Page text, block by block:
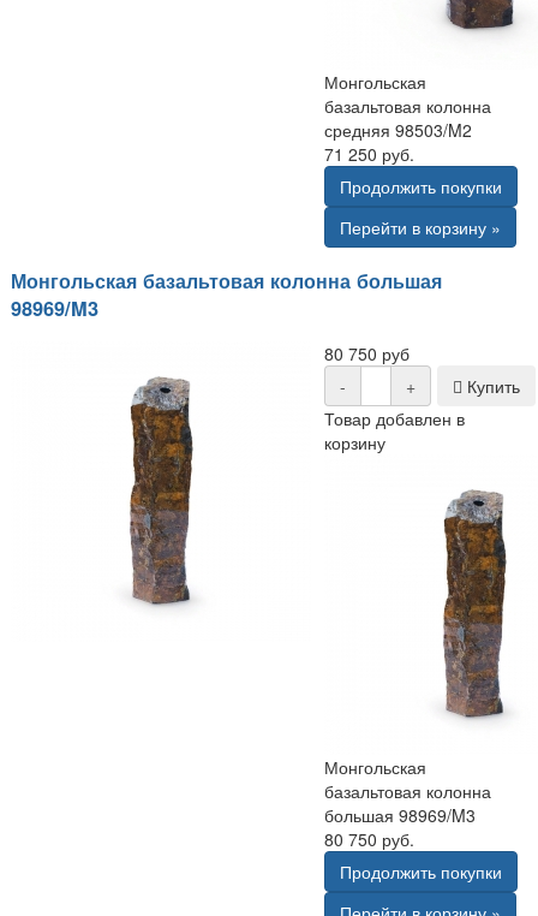
Монгольская
базальтовая колонна
средняя 98503/M2
71 250 руб.
Продолжить покупки
Перейти в корзину »
Монгольская базальтовая колонна большая
98969/M3
80 750 руб
-
+
Купить
Товар добавлен в
корзину
Монгольская
базальтовая колонна
большая 98969/M3
80 750 руб.
Продолжить покупки